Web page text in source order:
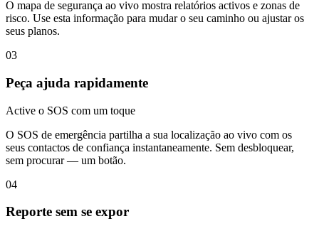
O mapa de segurança ao vivo mostra relatórios activos e zonas de
risco. Use esta informação para mudar o seu caminho ou ajustar os
seus planos.
03
Peça ajuda rapidamente
Active o SOS com um toque
O SOS de emergência partilha a sua localização ao vivo com os
seus contactos de confiança instantaneamente. Sem desbloquear,
sem procurar — um botão.
04
Reporte sem se expor